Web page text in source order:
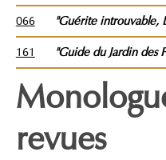
066 "Guérite introuvable,
161 "Guide du Jardin des
revues